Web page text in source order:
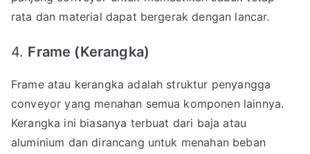
rata dan material dapat bergerak dengan lancar.
4. Frame (Kerangka)
Frame atau kerangka adalah struktur penyangga
conveyor yang menahan semua komponen lainnya.
Kerangka ini biasanya terbuat dari baja atau
aluminium dan dirancang untuk menahan beban